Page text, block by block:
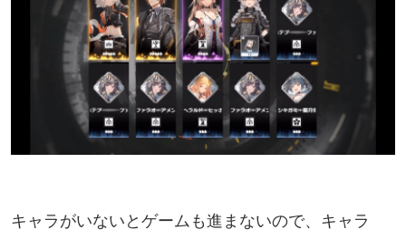
キャラがいないとゲームも進まないので、キャラ